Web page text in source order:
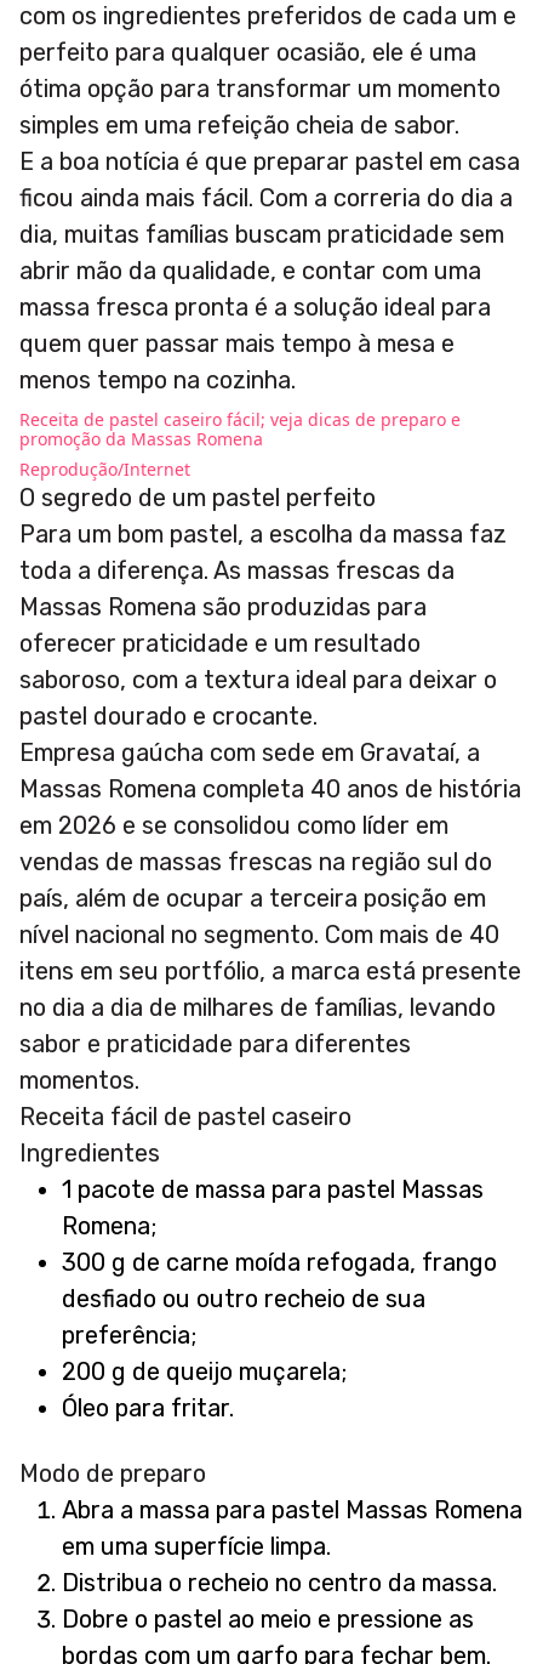
com os ingredientes preferidos de cada um e
perfeito para qualquer ocasião, ele é uma
ótima opção para transformar um momento
simples em uma refeição cheia de sabor.
E a boa notícia é que preparar pastel em casa
ficou ainda mais fácil. Com a correria do dia a
dia, muitas famílias buscam praticidade sem
abrir mão da qualidade, e contar com uma
massa fresca pronta é a solução ideal para
quem quer passar mais tempo à mesa e
menos tempo na cozinha.
Receita de pastel caseiro fácil; veja dicas de preparo e
promoção da Massas Romena
Reprodução/Internet
O segredo de um pastel perfeito
Para um bom pastel, a escolha da massa faz
toda a diferença. As massas frescas da
Massas Romena são produzidas para
oferecer praticidade e um resultado
saboroso, com a textura ideal para deixar o
pastel dourado e crocante.
Empresa gaúcha com sede em Gravataí, a
Massas Romena completa 40 anos de história
em 2026 e se consolidou como líder em
vendas de massas frescas na região sul do
país, além de ocupar a terceira posição em
nível nacional no segmento. Com mais de 40
itens em seu portfólio, a marca está presente
no dia a dia de milhares de famílias, levando
sabor e praticidade para diferentes
momentos.
Receita fácil de pastel caseiro
Ingredientes
1 pacote de massa para pastel Massas
Romena;
300 g de carne moída refogada, frango
desfiado ou outro recheio de sua
preferência;
200 g de queijo muçarela;
Óleo para fritar.
Modo de preparo
Abra a massa para pastel Massas Romena
em uma superfície limpa.
Distribua o recheio no centro da massa.
Dobre o pastel ao meio e pressione as
bordas com um garfo para fechar bem.